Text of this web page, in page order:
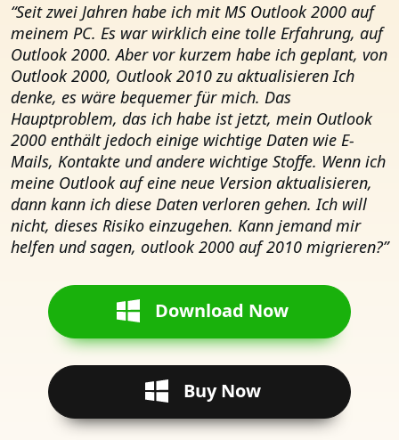
“Seit zwei Jahren habe ich mit MS Outlook 2000 auf
meinem PC. Es war wirklich eine tolle Erfahrung, auf
Outlook 2000. Aber vor kurzem habe ich geplant, von
Outlook 2000, Outlook 2010 zu aktualisieren Ich
denke, es wäre bequemer für mich. Das
Hauptproblem, das ich habe ist jetzt, mein Outlook
2000 enthält jedoch einige wichtige Daten wie E-
Mails, Kontakte und andere wichtige Stoffe. Wenn ich
meine Outlook auf eine neue Version aktualisieren,
dann kann ich diese Daten verloren gehen. Ich will
nicht, dieses Risiko einzugehen. Kann jemand mir
helfen und sagen, outlook 2000 auf 2010 migrieren?”
Download Now
Buy Now